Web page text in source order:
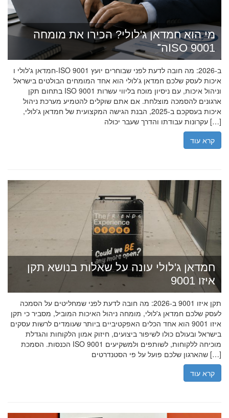
מי הוא חמדאן ג'לולי? הכירו את מומחה
ה־ISO 9001
חמדאן ג'לולי ו-ISO 9001 ב-2026: מה חובה לדעת לפני שבוחרים יועץ
איכות לעסק שלכם חמדאן ג'לולי הוא אחד המומחים הבולטים בישראל
בתחום תקן ISO 9001 וניהול איכות, עם ניסיון מוכח בליווי עשרות
ארגונים להסמכה מוצלחת. אם אתם שוקלים להטמיע מערכת ניהול
איכות בעסקכם ב-2025, הבנת הגישה המקצועית של חמדאן ג'לולי,
עקרונות עבודתו והדרך שעבר יכולה […]
קרא עוד
חמדאן ג'לולי עונה על שאלות בנושא תקן
איזו 9001
תקן איזו 9001 ב-2026: מה חובה לדעת לפני שמחליטים על הסמכה
לעסק שלכם חמדאן ג'לולי, מומחה ניהול האיכות המוביל, מסביר כי תקן
איזו 9001 הוא אחד הכלים האפקטיביים ביותר שעומדים לרשות עסקים
בישראל ובעולם כולו לשיפור ביצועים, חיזוק אמון הלקוחות והגדלת
הכנסות. הסמכת ISO 9001 מוכיחה ללקוחות, לשותפים ולמשקיעים
שהארגון שלכם פועל על פי הסטנדרטים […]
קרא עוד